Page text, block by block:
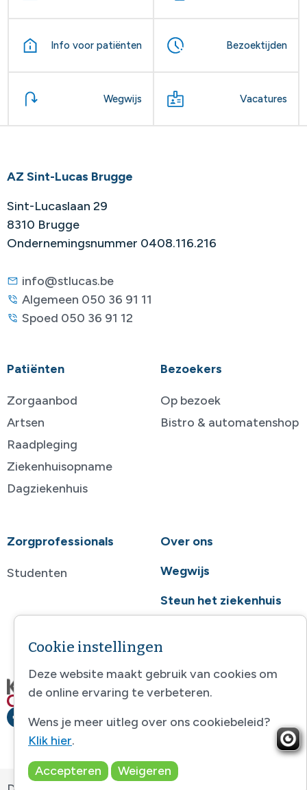
Info voor patiënten Bezoektijden
Wegwijs Vacatures
AZ Sint-Lucas Brugge
Sint-Lucaslaan 29
8310 Brugge
Ondernemingsnummer 0408.116.216
info@stlucas.be
Algemeen 050 36 91 11
Spoed 050 36 91 12
Patiënten
Zorgaanbod
Artsen
Raadpleging
Ziekenhuisopname
Dagziekenhuis
Bezoekers
Op bezoek
Bistro & automatenshop
Zorgprofessionals
Studenten
Over ons
Wegwijs
Steun het ziekenhuis
Cookie instellingen
Deze website maakt gebruik van cookies om
de online ervaring te verbeteren.
Wens je meer uitleg over ons cookiebeleid?
Klik hier.
Accepteren
Weigeren